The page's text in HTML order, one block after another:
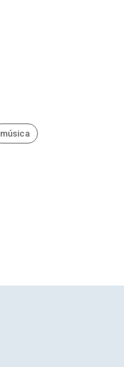
música